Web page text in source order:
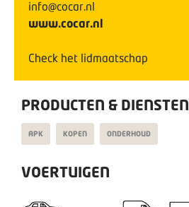
info@cocar.nl
www.cocar.nl
Check het lidmaatschap
PRODUCTEN & DIENSTEN
APK KOPEN ONDERHOUD
VOERTUIGEN